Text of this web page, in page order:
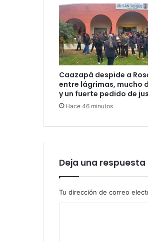
Caazapá despide a
entre lágrimas, mucho
y un fuerte pedido de
Hace 46 minutos
Deja una respuesta
Tu dirección de correo